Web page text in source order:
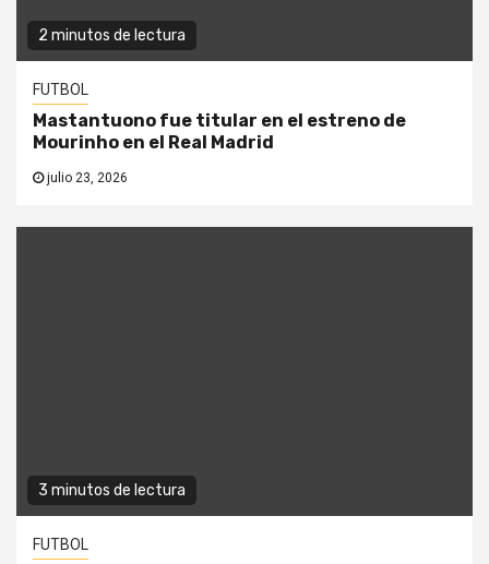
2 minutos de lectura
FUTBOL
Mastantuono fue titular en el estreno de
Mourinho en el Real Madrid
julio 23, 2026
3 minutos de lectura
FUTBOL